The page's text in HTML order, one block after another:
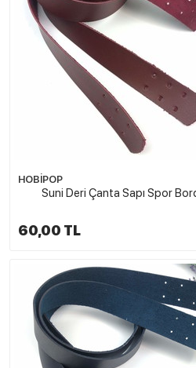
HOBİPOP
Suni Deri Çanta Sapı Spor
60,00 TL